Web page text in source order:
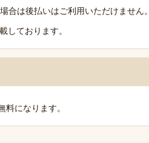
合は後払いはご利用いただけません。
しております。
料になります。